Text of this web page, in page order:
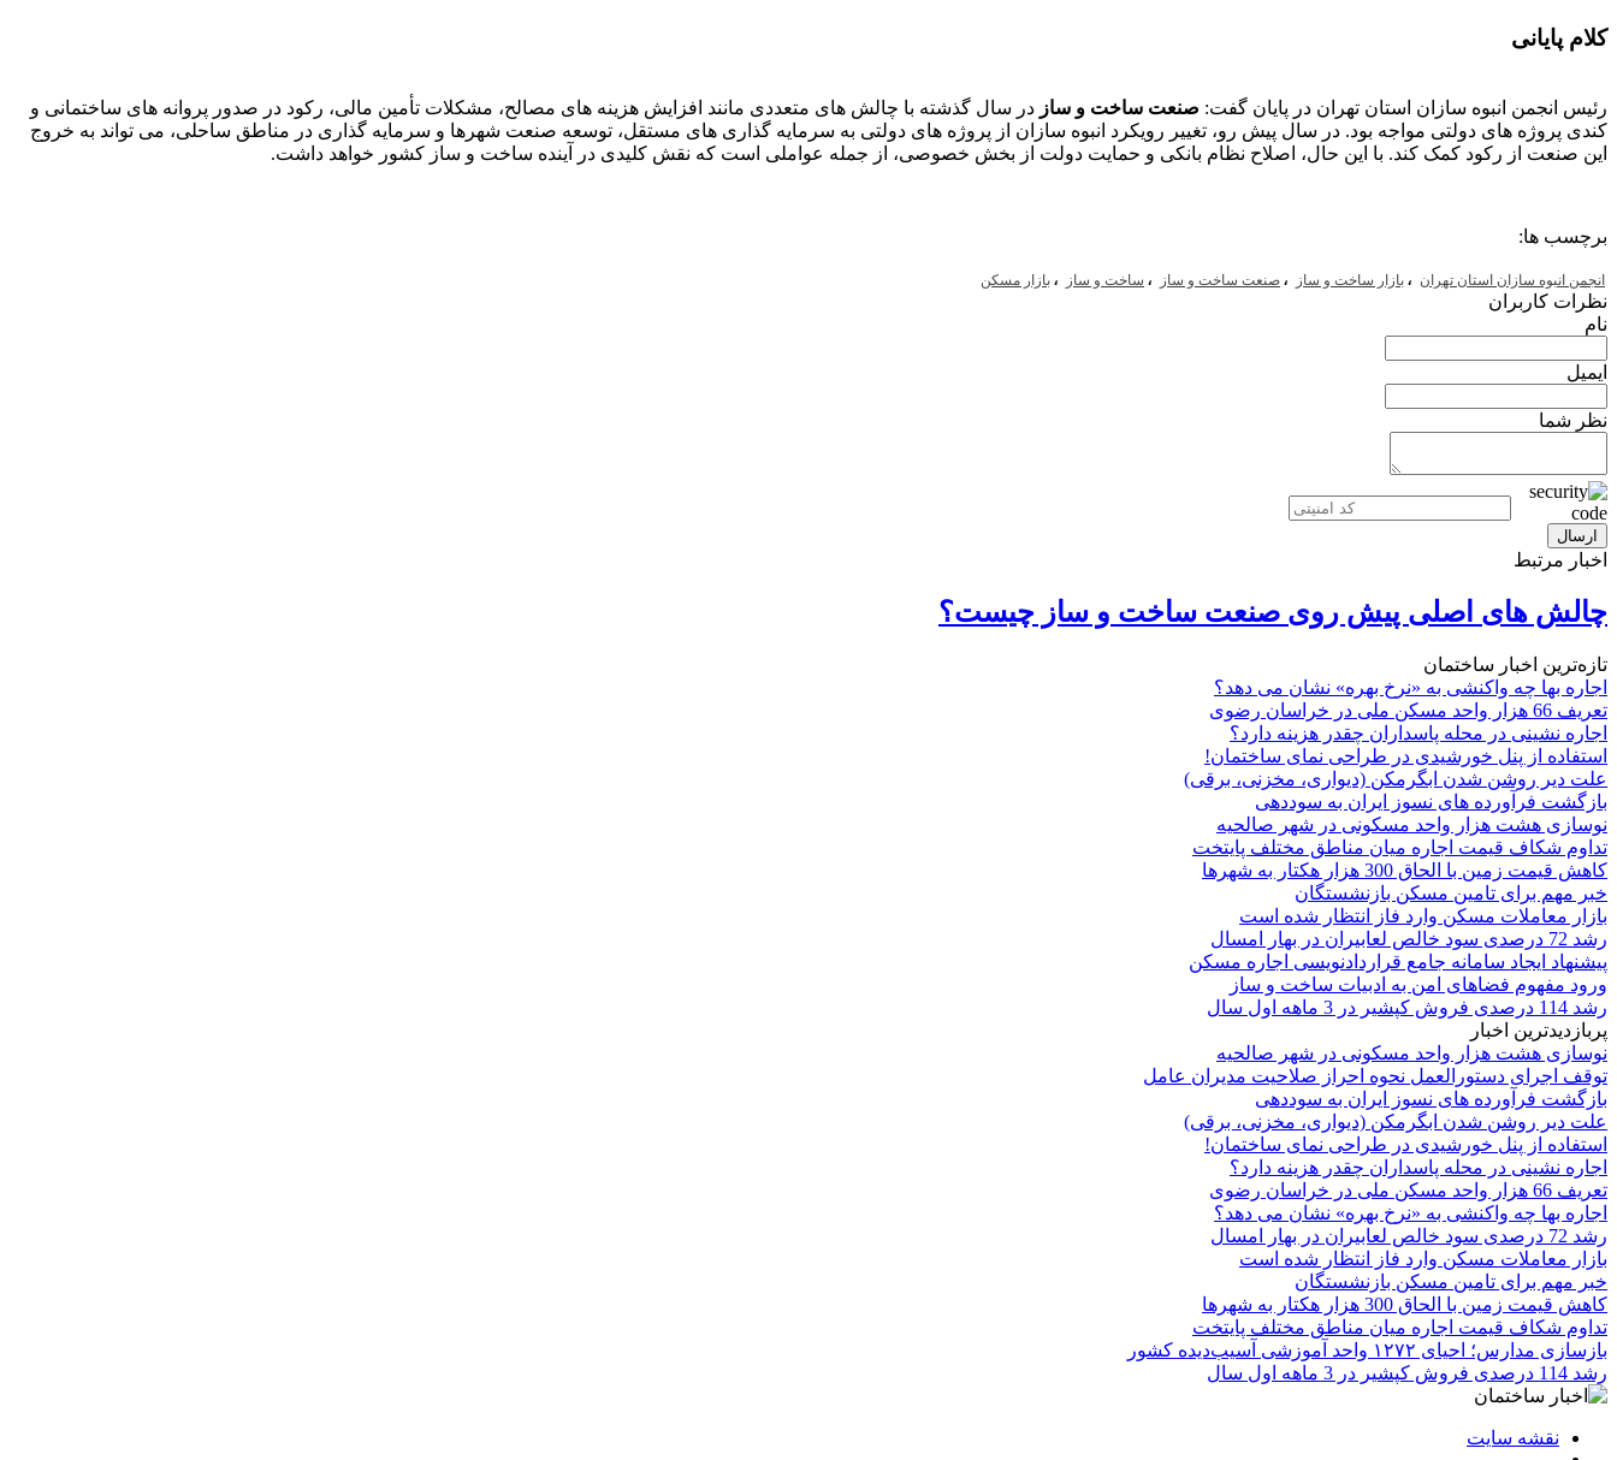
کلام پایانی
رئیس انجمن انبوه سازان استان تهران در پایان گفت: صنعت ساخت و ساز در سال گذشته با چالش های متعددی مانند افزایش هزینه های مصالح، مشکلات تأمین مالی، رکود در صدور پروانه های ساختمانی و
کندی پروژه های دولتی مواجه بود. در سال پیش رو، تغییر رویکرد انبوه سازان از پروژه های دولتی به سرمایه گذاری های مستقل، توسعه صنعت شهرها و سرمایه گذاری در مناطق ساحلی، می تواند به خروج
این صنعت از رکود کمک کند. با این حال، اصلاح نظام بانکی و حمایت دولت از بخش خصوصی، از جمله عواملی است که نقش کلیدی در آینده ساخت و ساز کشور خواهد داشت.
برچسب ها:
انجمن انبوه سازان استان تهران ، بازار ساخت و ساز ، صنعت ساخت و ساز ، ساخت و ساز ، بازار مسکن
نظرات کاربران
نام
ایمیل
نظر شما
اخبار مرتبط
چالش های اصلی پیش روی صنعت ساخت و ساز چیست؟
تازه‌ترین اخبار ساختمان
اجاره بها چه واکنشی به «نرخ بهره» نشان می دهد؟
تعریف 66 هزار واحد مسکن ملی در خراسان رضوی
اجاره نشینی در محله پاسداران چقدر هزینه دارد؟
استفاده از پنل خورشیدی در طراحی نمای ساختمان!
علت دیر روشن شدن ابگرمکن (دیواری، مخزنی، برقی)
بازگشت فرآورده های نسوز ایران به سوددهی
نوسازی هشت هزار واحد مسکونی در شهر صالحیه
تداوم شکاف قیمت اجاره میان مناطق مختلف پایتخت
کاهش قیمت زمین با الحاق 300 هزار هکتار به شهرها
خبر مهم برای تامین مسکن بازنشستگان
بازار معاملات مسکن وارد فاز انتظار شده است
رشد 72 درصدی سود خالص لعابیران در بهار امسال
پیشنهاد ایجاد سامانه جامع قراردادنویسی اجاره مسکن
ورود مفهوم فضاهای امن به ادبیات ساخت و ساز
رشد 114 درصدی فروش کپشیر در 3 ماهه اول سال
پربازدیدترین اخبار
نوسازی هشت هزار واحد مسکونی در شهر صالحیه
توقف اجرای دستورالعمل نحوه احراز صلاحیت مدیران عامل
بازگشت فرآورده های نسوز ایران به سوددهی
علت دیر روشن شدن ابگرمکن (دیواری، مخزنی، برقی)
استفاده از پنل خورشیدی در طراحی نمای ساختمان!
اجاره نشینی در محله پاسداران چقدر هزینه دارد؟
تعریف 66 هزار واحد مسکن ملی در خراسان رضوی
اجاره بها چه واکنشی به «نرخ بهره» نشان می دهد؟
رشد 72 درصدی سود خالص لعابیران در بهار امسال
بازار معاملات مسکن وارد فاز انتظار شده است
خبر مهم برای تامین مسکن بازنشستگان
کاهش قیمت زمین با الحاق 300 هزار هکتار به شهرها
تداوم شکاف قیمت اجاره میان مناطق مختلف پایتخت
بازسازی مدارس؛ احیای ۱۲۷۲ واحد آموزشی آسیب‌دیده کشور
رشد 114 درصدی فروش کپشیر در 3 ماهه اول سال
نقشه سایت